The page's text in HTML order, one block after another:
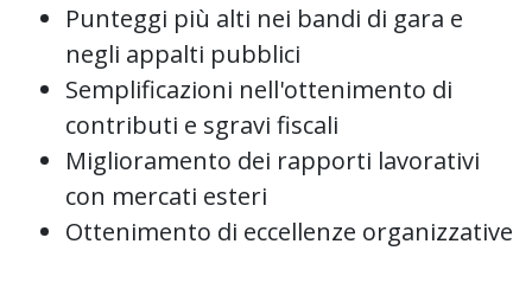
Punteggi più alti nei bandi di gara e
negli appalti pubblici
Semplificazioni nell'ottenimento di
contributi e sgravi fiscali
Miglioramento dei rapporti lavorativi
con mercati esteri
Ottenimento di eccellenze organizzative